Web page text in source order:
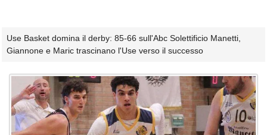
Use Basket domina il derby: 85-66 sull'Abc Solettificio Manetti,
Giannone e Maric trascinano l'Use verso il successo